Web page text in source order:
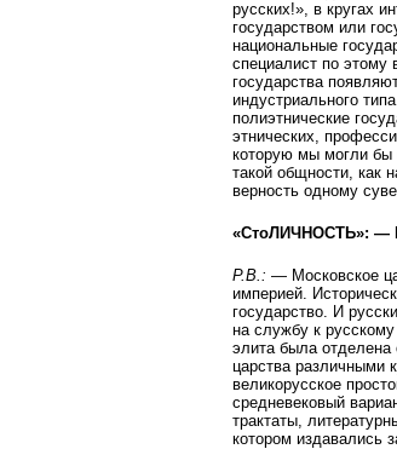
русских!», в кругах
государством или
национальные
специалист по этому
государства
индустриального
полиэтнические
этнических,
которую мы могли бы
такой общности, как
верность одному
«СтоЛИЧНОСТЬ»: —
Р.В.: — Московское
империей.
государство. И
на службу к
элита была отделена
царства различными
великорусское
средневековый
трактаты,
котором издавались